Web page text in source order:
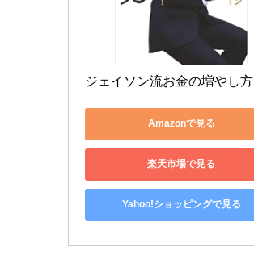
ジェイソン流お金の増やし方
Amazonで見る
楽天市場で見る
Yahoo!ショッピングで見る